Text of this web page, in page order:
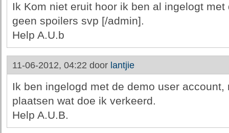
Ik Kom niet eruit hoor ik ben al ingelogt
geen spoilers svp [/admin].
Help A.U.b
11-06-2012, 04:22 door lantjie
Ik ben ingelogd met de demo user
plaatsen wat doe ik verkeerd.
Help A.U.B.